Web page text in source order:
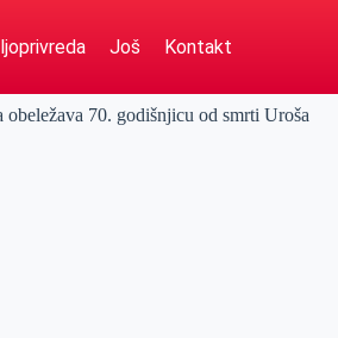
Još Kontakt
70. godišnjicu od smrti Uroša